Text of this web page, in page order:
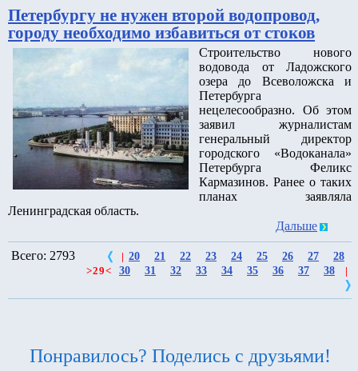
Петербургу не нужен второй водопровод,
городу необходимо избавиться от стоков
Строительство нового
водовода от Ладожского
озера до Всеволожска и
Петербурга
нецелесообразно. Об этом
заявил журналистам
генеральный директор
городского «Водоканала»
Петербурга Феликс
Кармазинов. Ранее о таких
планах заявляла
Ленинградская область.
Дальше
Всего: 2793 20 21 22 23 24 25 26 27 28
>29< 30 31 32 33 34 35 36 37 38
Понравилось? Поделись с друзьями!